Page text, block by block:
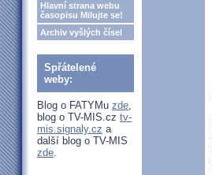
Hlavní strana webu
časopisu Milujte se!
Archiv vyšlých čísel
Spřátelené
weby:
Blog o FATYMu zde,
blog o TV-MIS.cz tv-
mis.signaly.cz a
další blog o TV-MIS
zde.